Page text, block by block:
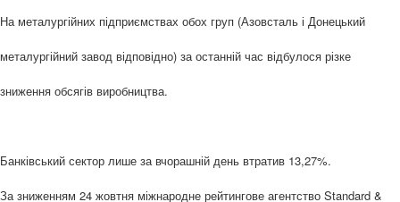
На металургійних підприємствах обох груп (Азовсталь і Донецький
металургійний завод відповідно) за останній час відбулося різке
зниження обсягів виробництва.
Банківський сектор лише за вчорашній день втратив 13,27%.
За зниженням 24 жовтня міжнародне рейтингове агентство Standard &